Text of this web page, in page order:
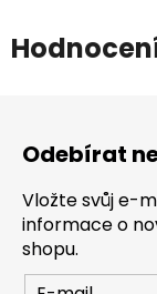
Odebírat
Vložte svůj e-
informace o
shopu.